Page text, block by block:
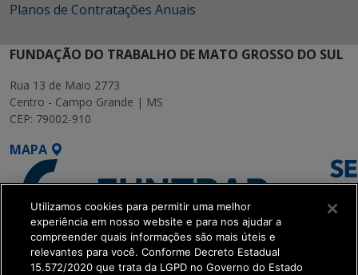
Planos de Contratações Anuais
FUNDAÇÃO DO TRABALHO DE MATO GROSSO DO SUL
Rua 13 de Maio 2773
Centro - Campo Grande | MS
CEP: 79002-910
MAPA
Utilizamos cookies para permitir uma melhor
experiência em nosso website e para nos ajudar a
compreender quais informações são mais úteis e
relevantes para você. Conforme Decreto Estadual
15.572/2020 que trata da LGPD no Governo do Estado